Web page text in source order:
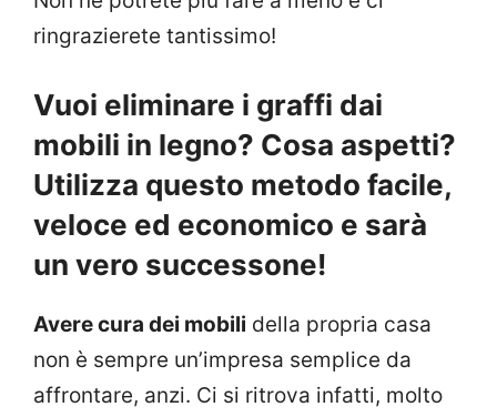
ringrazierete tantissimo!
Vuoi eliminare i graffi dai
mobili in legno? Cosa aspetti?
Utilizza questo metodo facile,
veloce ed economico e sarà
un vero successone!
Avere cura dei mobili della propria casa
non è sempre un’impresa semplice da
affrontare, anzi. Ci si ritrova infatti, molto